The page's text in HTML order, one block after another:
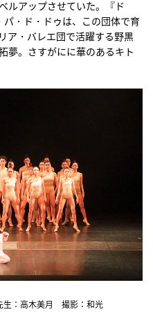
ルアップさせていた。『ド
・ド・ドゥは、この団体で育
ア・バレエ団で活躍する野黒
夢。さすがにに華のあるキト
生：高木美月 撮影：和光